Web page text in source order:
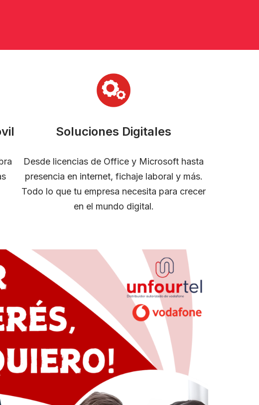
Soluciones Digitales
Desde licencias de Office y Microsoft hasta
presencia en internet, fichaje laboral y más.
Todo lo que tu empresa necesita para crecer
en el mundo digital.